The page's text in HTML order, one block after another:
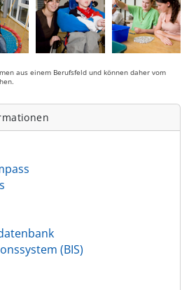
aus einem Berufsfeld und können daher vom
(BIS)